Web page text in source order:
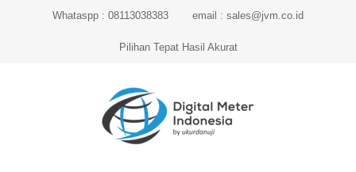
Whataspp : 08113038383 email : sales@jvm.co.id
Pilihan Tepat Hasil Akurat